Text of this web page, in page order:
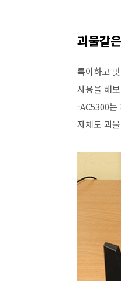
괴물같
특이하고
사용을 해
-AC5300는
자체도 괴